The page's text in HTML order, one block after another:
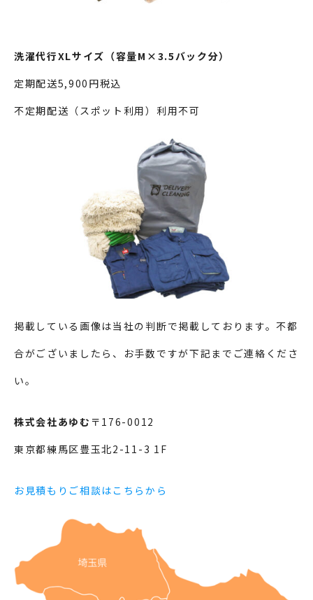
洗濯代行XLサイズ（容量M×3.5バック分）
定期配送5,900円税込
不定期配送（スポット利用）利用不可
掲載している画像は当社の判断で掲載しております。不都
合がございましたら、お手数ですが下記までご連絡くださ
い。
株式会社あゆむ 〒176-0012
東京都練馬区豊玉北2-11-3 1F
お見積もりご相談はこちらから